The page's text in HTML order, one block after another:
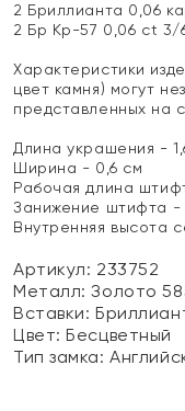
2 Бриллианта 0,06
2 Бр Кр-57 0,06 ct 3/
Характеристики
цвет камня) могут
представленных на
Длина украшения -
Ширина - 0,6 см
Рабочая длина
Занижение штифта -
Внутренняя высота
Артикул: 233752
Металл:Золото
Вставки:
Цвет:Бесцветный
Тип замка: